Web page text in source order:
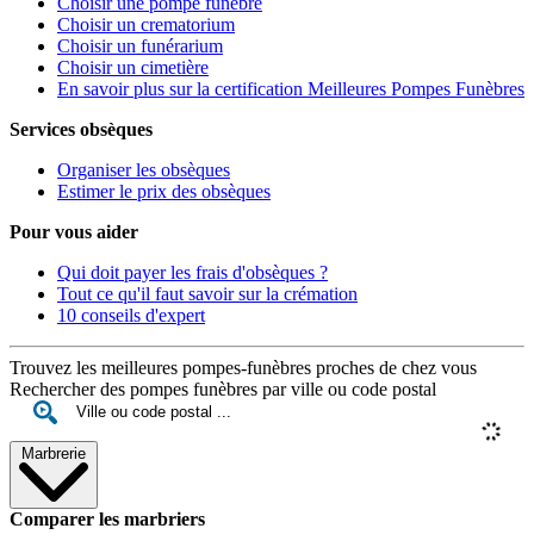
Choisir un crematorium
Choisir un funérarium
Choisir un cimetière
En savoir plus sur la certification Meilleures Pompes Funèbres
Services obsèques
Organiser les obsèques
Estimer le prix des obsèques
Pour vous aider
Qui doit payer les frais d'obsèques ?
Tout ce qu'il faut savoir sur la crémation
10 conseils d'expert
Trouvez les meilleures pompes-funèbres proches de chez vous
Rechercher des pompes funèbres par ville ou code postal
Marbrerie
Comparer les marbriers